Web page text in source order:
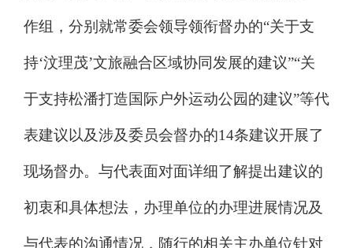
作组，分别就常委会领导领衔督办的“关于支
持‘汶理茂’文旅融合区域协同发展的建议”“关
于支持松潘打造国际户外运动公园的建议”等代
表建议以及涉及委员会督办的14条建议开展了
现场督办。与代表面对面详细了解提出建议的
初衷和具体想法，办理单位的办理进展情况及
与代表的沟通情况，随行的相关主办单位针对